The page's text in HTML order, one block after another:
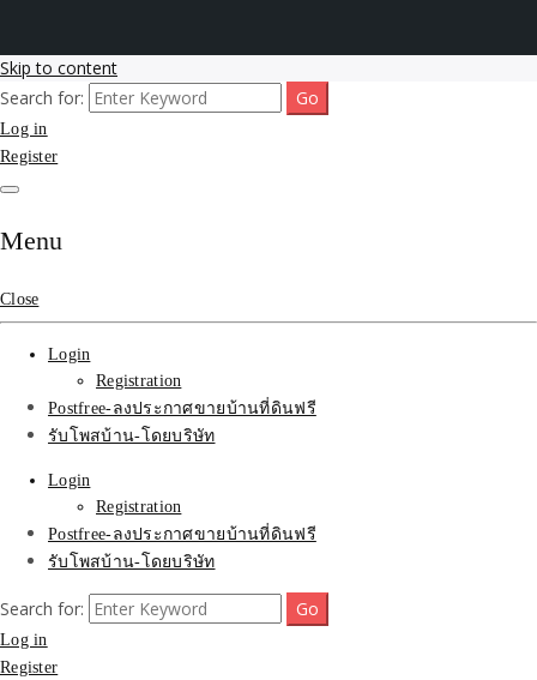
Skip to content
รับจ้างโพสขายบ้าน ติดAI
Search รับทำSEOรายเดือน
ติดหน้า1google ราคาถูก
มาก SEOขายของ บ้าน
ที่ดินฟรีประกาศ ที่เดียวใน
เมืองไทย
รับโพสต์เว็บขายบ้าน อสังหา ทำSEOรายเดือนราคาถูก เน้นติดAI โพสต์
ประกาศบ้านที่ดินฟรี SEOขายบ้าน รับจ้างโพสต์บ้านที่ดินติดหน้า1goolge
ราคาถูกที่สุด ฟรีลงประกาศอสังหา รับทำSEOขายสินค้า
Search for:
Log in
Register
Menu
Close
Login
Registration
Postfree-ลงประกาศขายบ้านที่ดินฟรี
รับโพสบ้าน-โดยบริษัท
Login
Registration
Postfree-ลงประกาศขายบ้านที่ดินฟรี
รับโพสบ้าน-โดยบริษัท
Search for:
Log in
Register